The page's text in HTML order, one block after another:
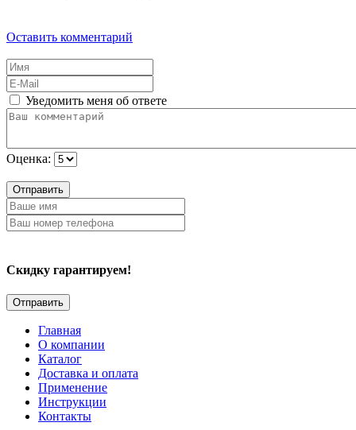
Оставить комментарий
Уведомить меня об ответе
Оценка:
Отправить
Скидку гарантируем!
Главная
О компании
Каталог
Доставка и оплата
Применение
Инструкции
Контакты